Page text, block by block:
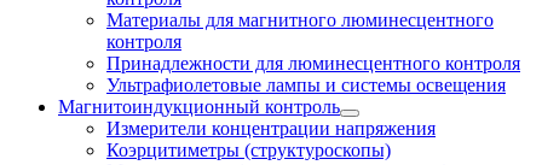
Материалы для магнитного люминесцентного
контроля
Принадлежности для люминесцентного контроля
Ультрафиолетовые лампы и системы освещения
Магнитоиндукционный контроль
Измерители концентрации напряжения
Коэрцитиметры (структуроскопы)